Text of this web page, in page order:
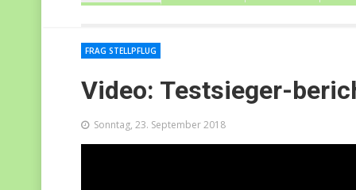
Video: Testsieger-
FRAG STELLPFLUG
Sonntag, 23. September 2018